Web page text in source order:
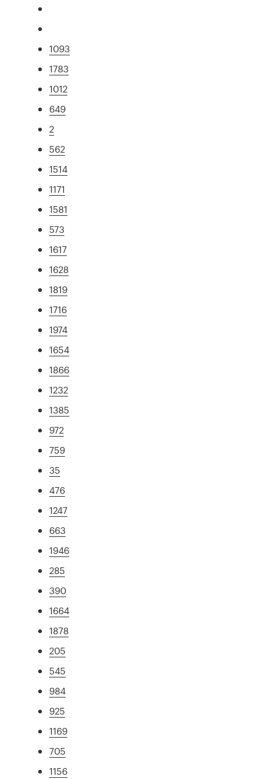
1093
1783
1012
649
2
562
1514
1171
1581
573
1617
1628
1819
1716
1974
1654
1866
1232
1385
972
759
35
476
1247
663
1946
285
390
1664
1878
205
545
984
925
1169
705
1156